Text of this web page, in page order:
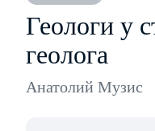
Геологи у
геолога
Анатолий Музис